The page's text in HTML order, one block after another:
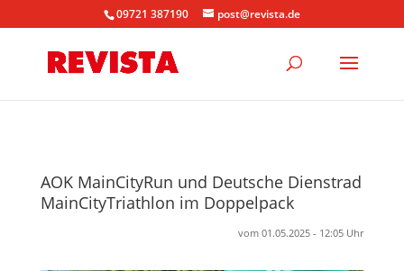
09721 387190 post@revista.de
AOK MainCityRun und Deutsche Dienstrad
MainCityTriathlon im Doppelpack
vom 01.05.2025 - 12:05 Uhr